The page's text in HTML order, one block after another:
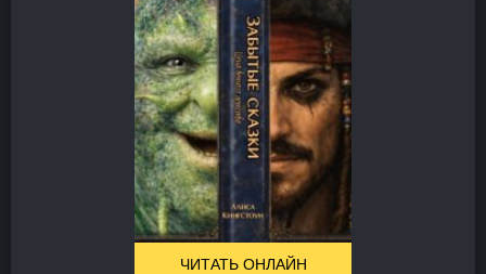
ЧИТАТЬ ОНЛАЙН